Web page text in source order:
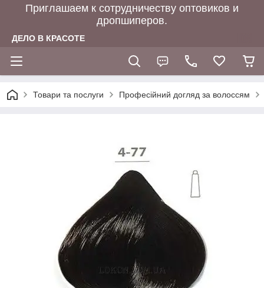
Приглашаем к сотрудничеству оптовиков и
дропшиперов.
ДЕЛО В КРАСОТЕ
Товари та послуги Професійний догляд за волоссям